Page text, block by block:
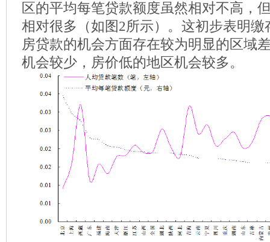
区的平均每笔贷款额度虽然相对不高，
相对很多（如图2所示）。这初步表明
房贷款的机会方面存在较为明显的区域
机会较少，房价低的地区机会较多。